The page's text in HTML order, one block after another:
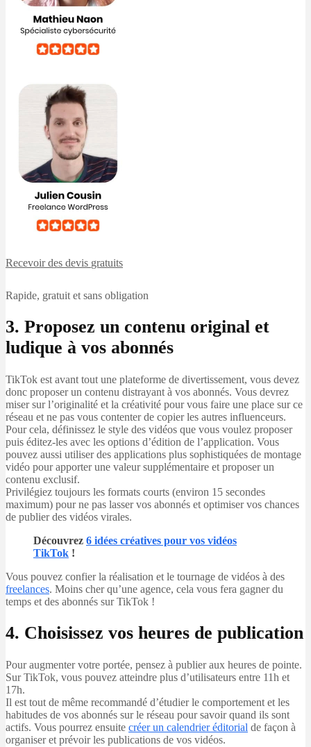
Recevoir des devis gratuits
Rapide, gratuit et sans obligation
3. Proposez un contenu original et
ludique à vos abonnés
TikTok est avant tout une plateforme de divertissement, vous devez
donc proposer un contenu distrayant à vos abonnés. Vous devrez
miser sur l’originalité et la créativité pour vous faire une place sur ce
réseau et ne pas vous contenter de copier les autres influenceurs.
Pour cela, définissez le style des vidéos que vous voulez proposer
puis éditez-les avec les options d’édition de l’application. Vous
pouvez aussi utiliser des applications plus sophistiquées de montage
vidéo pour apporter une valeur supplémentaire et proposer un
contenu exclusif.
Privilégiez toujours les formats courts (environ 15 secondes
maximum) pour ne pas lasser vos abonnés et optimiser vos chances
de publier des vidéos virales.
Découvrez 6 idées créatives pour vos vidéos
TikTok !
Vous pouvez confier la réalisation et le tournage de vidéos à des
freelances. Moins cher qu’une agence, cela vous fera gagner du
temps et des abonnés sur TikTok !
4. Choisissez vos heures de publication
Pour augmenter votre portée, pensez à publier aux heures de pointe.
Sur TikTok, vous pouvez atteindre plus d’utilisateurs entre 11h et
17h.
Il est tout de même recommandé d’étudier le comportement et les
habitudes de vos abonnés sur le réseau pour savoir quand ils sont
actifs. Vous pourrez ensuite créer un calendrier éditorial de façon à
organiser et prévoir les publications de vos vidéos.